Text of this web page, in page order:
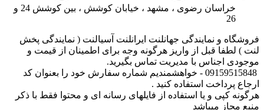
خراسان رضوی ، مشهد ، خیابان کوشش ، بین کوشش 24 و
26
فروشگاه و نمایندگی جهانلنت ایرانلنت آسیالنت ( نمایندگی پخش
لنت ) لطفا قبل از واریز هرگونه وجه برای اطمینان از قیمت و
موجودی اجناس با مدیریت تماس بگیرید.
09159515848 - خواهشمندیم شماره سفارش خود را بعنوان کد
ارجاع پرداخت استفاده کنید .
هرگونه کپی و یا استفاده از فایلهای رسانه ای و محتوا فقط با ذکر
منبع مجاز میباشد